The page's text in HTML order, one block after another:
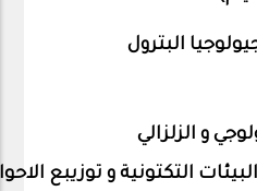
البترول
و الزلزالي
البيئات التكتونية و توزيبع